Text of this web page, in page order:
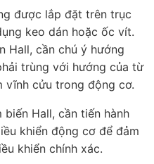
được lắp đặt trên trục
keo dán hoặc ốc vít.
Hall, cần chú ý hướng
trùng với hướng của từ
vĩnh cửu trong động cơ.
Hall, cần tiến hành
khiển động cơ để đảm
khiển chính xác.